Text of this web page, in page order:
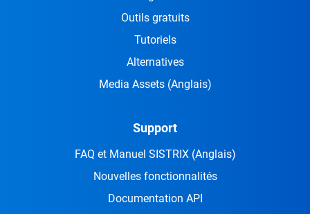
Outils gratuits
Tutoriels
Alternatives
Media Assets (Anglais)
Support
FAQ et Manuel SISTRIX (Anglais)
Nouvelles fonctionnalités
Documentation API